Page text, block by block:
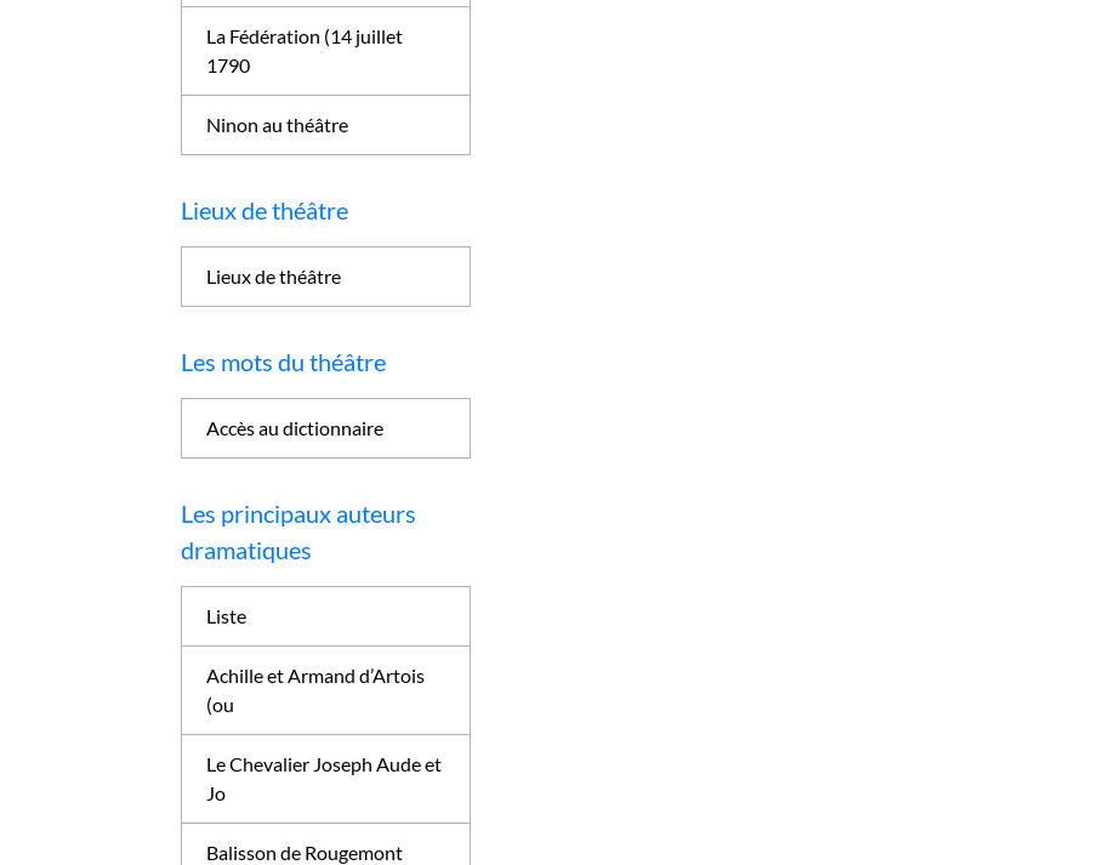
La Fédération (14 juillet
1790
Ninon au théâtre
Lieux de théâtre
Lieux de théâtre
Les mots du théâtre
Accès au dictionnaire
Les principaux auteurs
dramatiques
Liste
Achille et Armand d’Artois
(ou
Le Chevalier Joseph Aude et
Jo
Balisson de Rougemont